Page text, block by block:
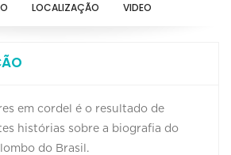
LOCALIZAÇÃO VIDEO
em cordel é o resultado de
histórias sobre a biografia do
do Brasil.